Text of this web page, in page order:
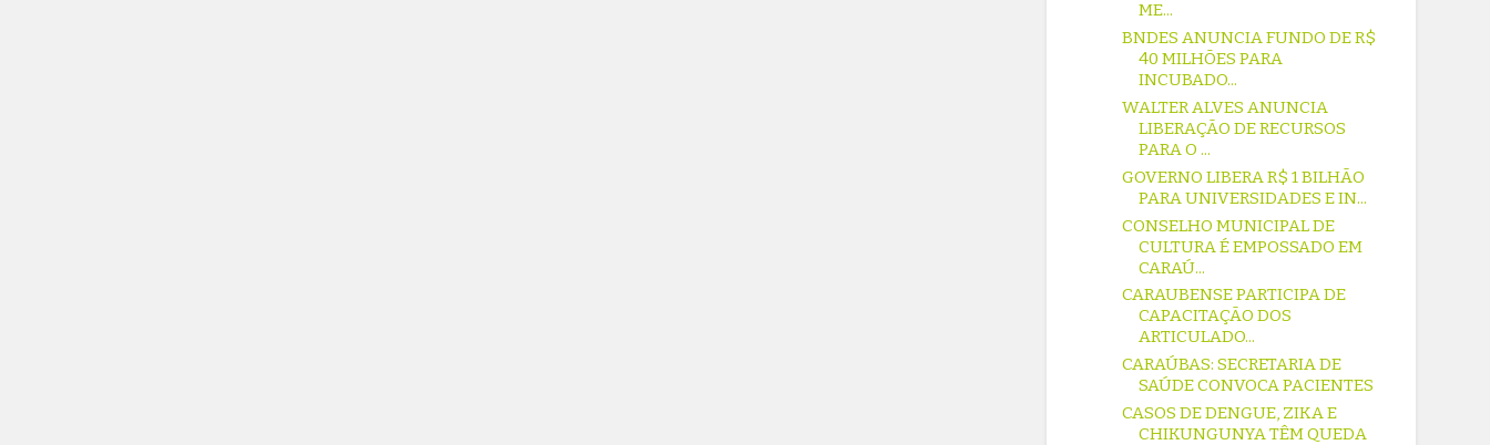
ME...
BNDES ANUNCIA FUNDO DE R$
40 MILHÕES PARA
INCUBADO...
WALTER ALVES ANUNCIA
LIBERAÇÃO DE RECURSOS
PARA O ...
GOVERNO LIBERA R$ 1 BILHÃO
PARA UNIVERSIDADES E IN...
CONSELHO MUNICIPAL DE
CULTURA É EMPOSSADO EM
CARAÚ...
CARAUBENSE PARTICIPA DE
CAPACITAÇÃO DOS
ARTICULADO...
CARAÚBAS: SECRETARIA DE
SAÚDE CONVOCA PACIENTES
CASOS DE DENGUE, ZIKA E
CHIKUNGUNYA TÊM QUEDA